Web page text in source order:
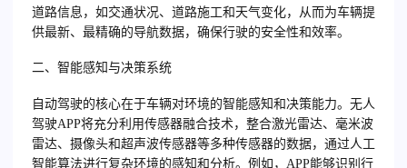
道路信息，如交通状况、道路施工和天气变化，从而为车辆提
供最新、最精确的导航数据，确保行驶的安全性和效率。
二、智能感知与决策系统
自动驾驶的核心在于车辆对环境的智能感知和决策能力。无人
驾驶APP将充分利用传感器融合技术，整合激光雷达、毫米波
雷达、摄像头和超声波传感器等多种传感器的数据，通过人工
智能算法进行复杂环境的感知和分析。例如，APP能够识别行